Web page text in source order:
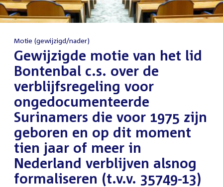
Motie (gewijzigd/nader)
:Gewijzigde motie van het lid
Bontenbal c.s. over de
verblijfsregeling voor
ongedocumenteerde
Surinamers die voor 1975 zijn
geboren en op dit moment
tien jaar of meer in
Nederland verblijven alsnog
formaliseren (t.v.v. 35749-13)